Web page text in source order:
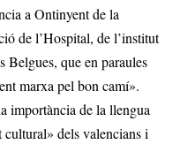
a Ontinyent de la
de l’Hospital, de l’institut
Belgues, que en paraules
marxa pel bon camí».
importància de la llengua
cultural» dels valencians i